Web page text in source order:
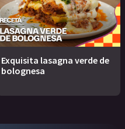
Exquisita lasagna verde de
bolognesa